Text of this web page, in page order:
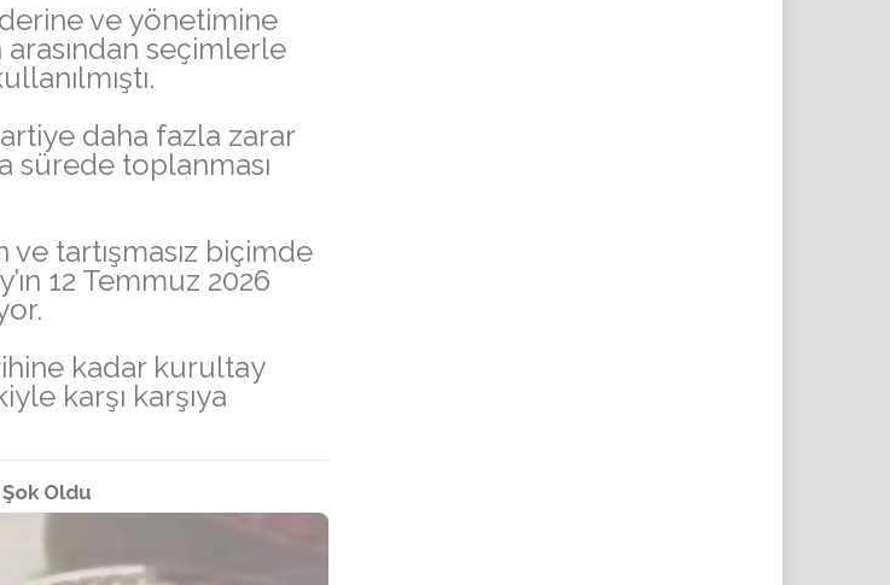
ve yönetimine
seçimlerle
daha fazla zarar
sürede toplanması
ve tartışmasız biçimde
12 Temmuz 2026
kadar kurultay
karşı karşıya
Şok Oldu